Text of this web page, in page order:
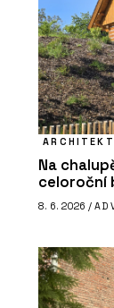
Na
celoroční
8. 6. 2026 /